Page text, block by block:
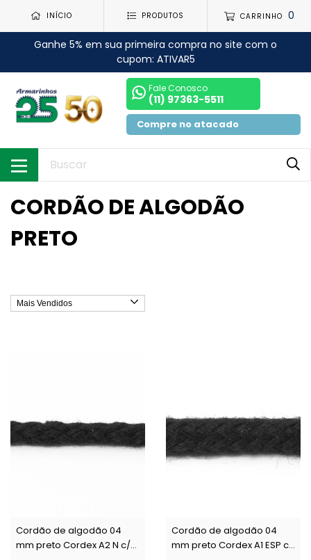
INÍCIO PRODUTOS CARRINHO 0
Ganhe 5% em sua primeira compra no site com o
cupom: ATIVAR5
Fale Conosco
(11) 97363-5511
Compre no atacado
CORDÃO DE ALGODÃO
PRETO
Cordão de algodão 04
mm preto Cordex A2 N c/
Cordão de algodão 04
mm preto Cordex A1 ESP c/